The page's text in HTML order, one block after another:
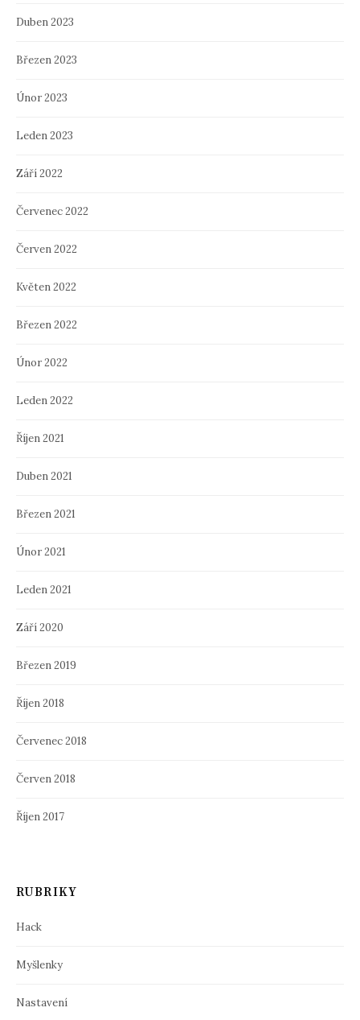
Duben 2023
Březen 2023
Únor 2023
Leden 2023
Září 2022
Červenec 2022
Červen 2022
Květen 2022
Březen 2022
Únor 2022
Leden 2022
Říjen 2021
Duben 2021
Březen 2021
Únor 2021
Leden 2021
Září 2020
Březen 2019
Říjen 2018
Červenec 2018
Červen 2018
Říjen 2017
RUBRIKY
Hack
Myšlenky
Nastavení